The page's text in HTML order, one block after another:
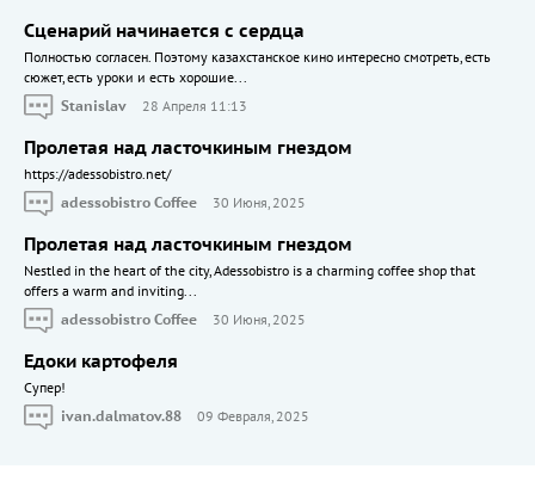
Сценарий начинается с сердца
Полностью согласен. Поэтому казахстанское кино интересно смотреть, есть
сюжет, есть уроки и есть хорошие...
Stanislav
28 Апреля 11:13
Пролетая над ласточкиным гнездом
https://adessobistro.net/
adessobistro Coffee
30 Июня, 2025
Пролетая над ласточкиным гнездом
Nestled in the heart of the city, Adessobistro is a charming coffee shop that
offers a warm and inviting...
adessobistro Coffee
30 Июня, 2025
Едоки картофеля
Cупер!
ivan.dalmatov.88
09 Февраля, 2025